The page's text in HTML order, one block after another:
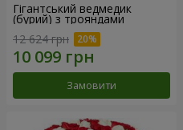
Гігантський ведмедик
(бурий) з трояндами
12 624 грн
Замовити